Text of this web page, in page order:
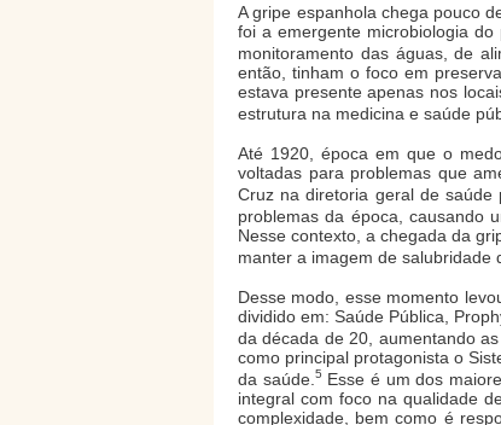
A gripe espanhola chega pouco
foi a emergente microbiologia do
monitoramento das águas, de
então, tinham o foco em
estava presente apenas nos
estrutura na medicina e saúde
Até 1920, época em que o
voltadas para problemas que
Cruz na diretoria geral de saúde
problemas da época, causando
Nesse contexto, a chegada da
manter a imagem de salubridade
Desse modo, esse momento
dividido em: Saúde Pública,
da década de 20, aumentando
como principal protagonista o
da saúde. 5 Esse é um dos
integral com foco na qualidade
complexidade, bem como é